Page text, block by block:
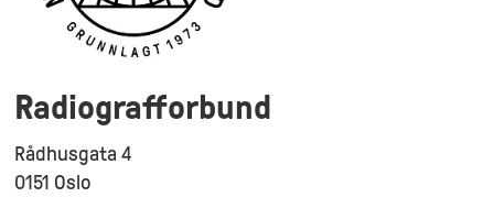
Radiografforbund
Rådhusgata 4
0151 Oslo